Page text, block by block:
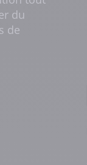
du
de